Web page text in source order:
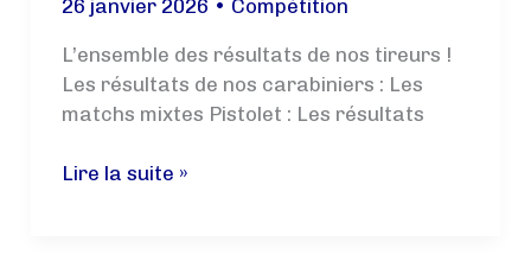
26 janvier 2026 • Compétition
L’ensemble des résultats de nos tireurs !
Les résultats de nos carabiniers : Les
matchs mixtes Pistolet : Les résultats
Les
Lire la suite »